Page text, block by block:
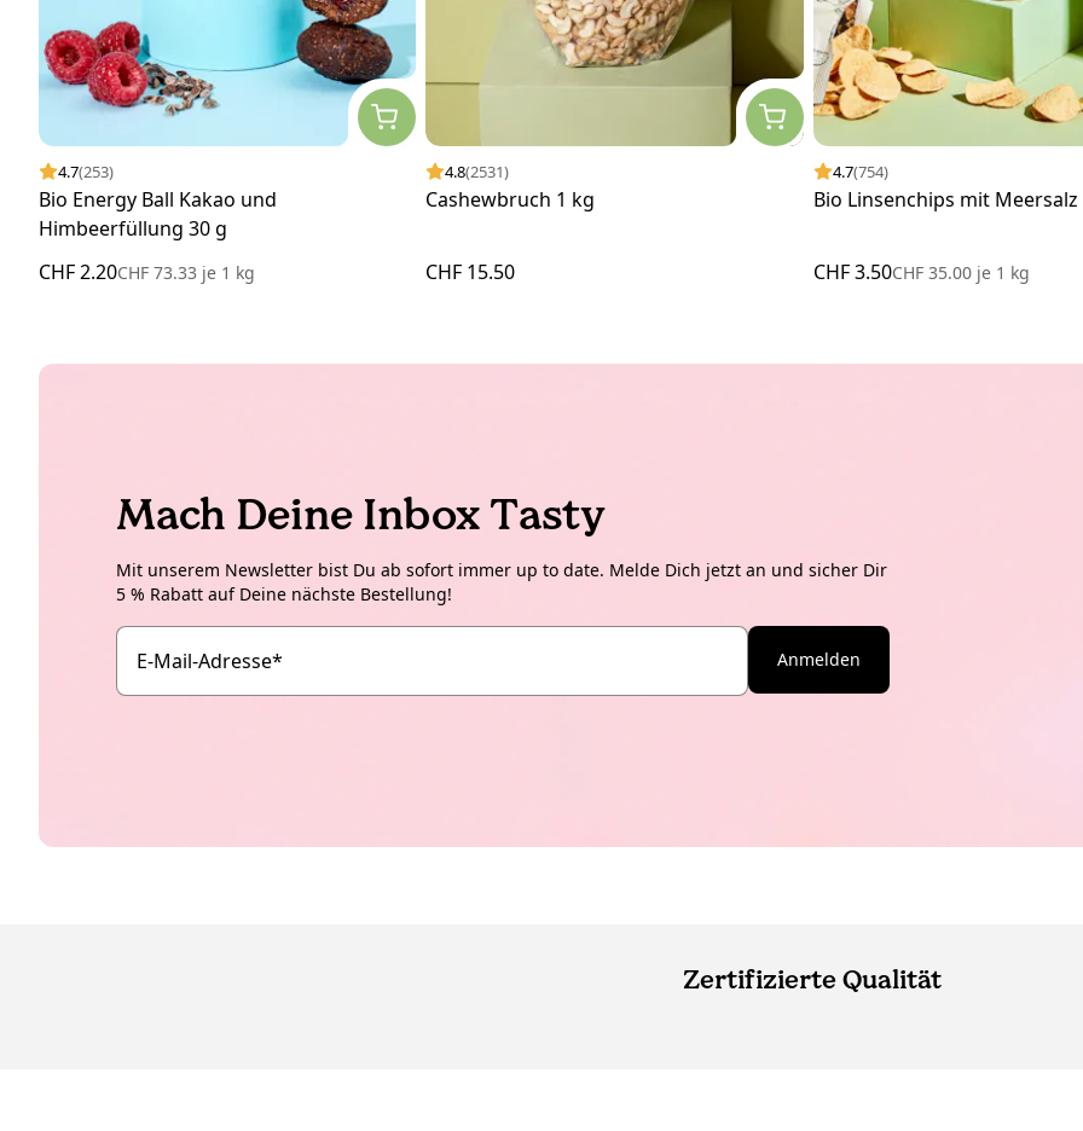
4.7(253)
Bio Energy Ball Kakao und
Himbeerfüllung 30 g
CHF 2.20CHF 73.33 je 1 kg
4.8(2531)
Cashewbruch 1 kg
CHF 15.50
4.7(754)
Bio Linsenchips mit Meersalz
CHF 3.50CHF 35.00 je1 kg
Mach Deine Inbox Tasty
Mit unserem Newsletter bist Du ab sofort immer up to date. Melde Dich jetzt an und sicher Dir
5 % Rabatt auf Deine nächste Bestellung!
E-Mail-Adresse* Anmelden
Zertifizierte Qualität